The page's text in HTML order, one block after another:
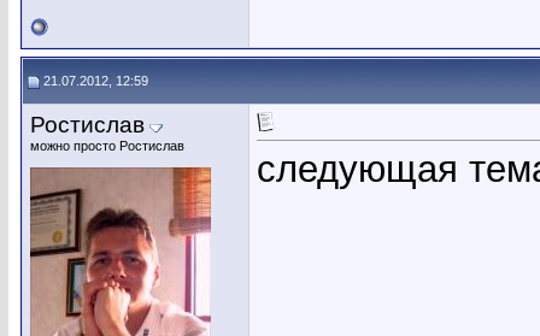
21.07.2012, 12:59
Ростислав
можно просто Ростислав
следующая